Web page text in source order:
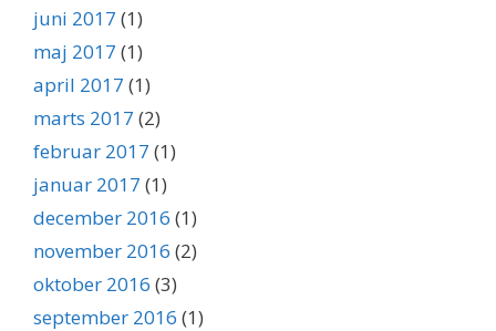
juni 2017 (1)
maj 2017 (1)
april 2017 (1)
marts 2017 (2)
februar 2017 (1)
januar 2017 (1)
december 2016 (1)
november 2016 (2)
oktober 2016 (3)
september 2016 (1)